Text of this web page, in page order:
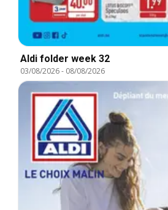
Aldi folder week 32
03/08/2026- 08/08/2026